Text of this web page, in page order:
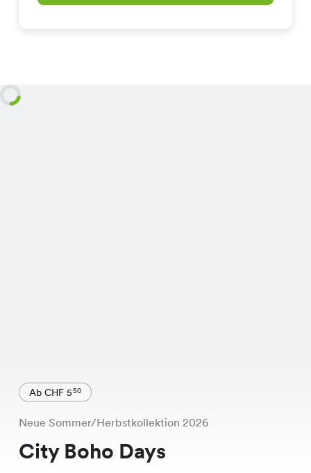
Ab CHF 550
Neue Sommer/Herbstkollektion 2026
City Boho Days